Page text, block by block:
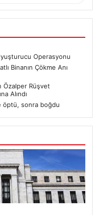
Operasyonu
Binanın Çökme Anı
Özalper Rüşvet
Alındı
öptü, sonra boğdu